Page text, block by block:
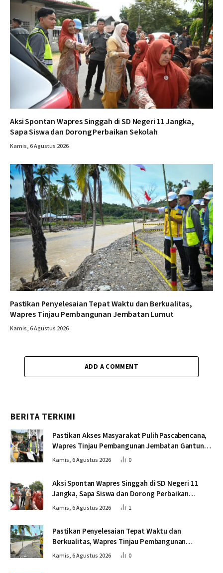
Aksi Spontan Wapres Singgah di SD Negeri 11 Jangka,
Sapa Siswa dan Dorong Perbaikan Sekolah
Kamis, 6 Agustus 2026
Pastikan Penyelesaian Tepat Waktu dan Berkualitas,
Wapres Tinjau Pembangunan Jembatan Lumut
Kamis, 6 Agustus 2026
ADD A COMMENT
BERITA TERKINI
Pastikan Akses Masyarakat Pulih Pascabencana,
Wapres Tinjau Pembangunan Jembatan Gantung
Kendawi
Kamis, 6 Agustus 2026 0
Aksi Spontan Wapres Singgah di SD Negeri 11
Jangka, Sapa Siswa dan Dorong Perbaikan
Sekolah
Kamis, 6 Agustus 2026 1
Pastikan Penyelesaian Tepat Waktu dan
Berkualitas, Wapres Tinjau Pembangunan
Jembatan Lumut
Kamis, 6 Agustus 2026 0